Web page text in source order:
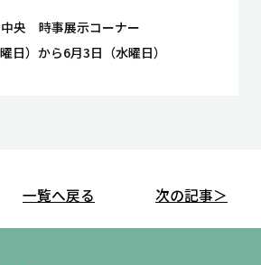
央 時事展示コーナー
日）から6月3日（水曜日）
一覧へ戻る 次の記事＞